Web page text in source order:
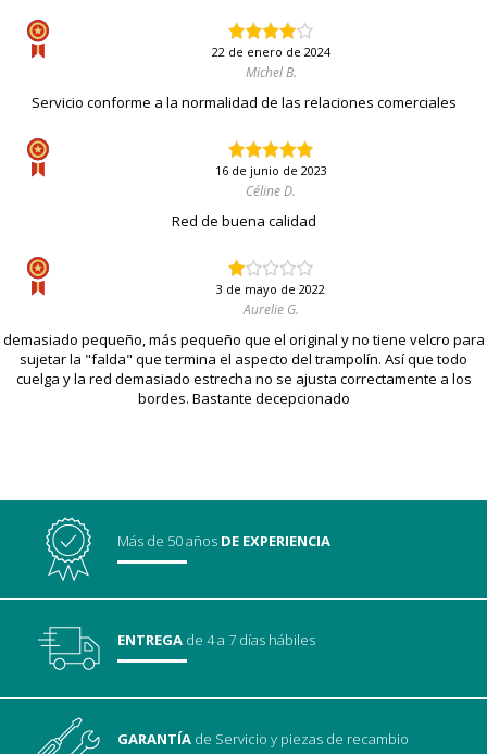
22 de enero de 2024
Michel B.
Servicio conforme a la normalidad de las relaciones comerciales
16 de junio de 2023
Céline D.
Red de buena calidad
3 de mayo de 2022
Aurelie G.
demasiado pequeño, más pequeño que el original y no tiene velcro para
sujetar la "falda" que termina el aspecto del trampolín. Así que todo
cuelga y la red demasiado estrecha no se ajusta correctamente a los
bordes. Bastante decepcionado
Más de 50 años DE EXPERIENCIA
ENTREGA de 4 a 7 días hábiles
GARANTÍA de Servicioy piezas de recambio